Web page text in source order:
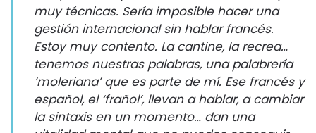
muy técnicas. Sería imposible hacer una
gestión internacional sin hablar francés.
Estoy muy contento. La cantine, la recrea…
tenemos nuestras palabras, una palabrería
‘moleriana’ que es parte de mí. Ese francés y
español, el ‘frañol’, llevan a hablar, a cambiar
la sintaxis en un momento… dan una